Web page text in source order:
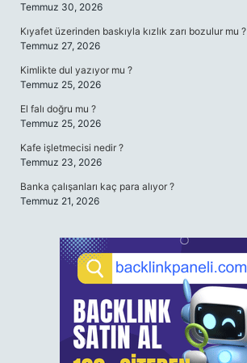
Temmuz 30, 2026
Kıyafet üzerinden baskıyla kızlık zarı bozulur mu ?
Temmuz 27, 2026
Kimlikte dul yazıyor mu ?
Temmuz 25, 2026
El falı doğru mu ?
Temmuz 25, 2026
Kafe işletmecisi nedir ?
Temmuz 23, 2026
Banka çalışanları kaç para alıyor ?
Temmuz 21, 2026